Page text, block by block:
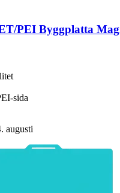
PEI Byggplatta
sida
augusti